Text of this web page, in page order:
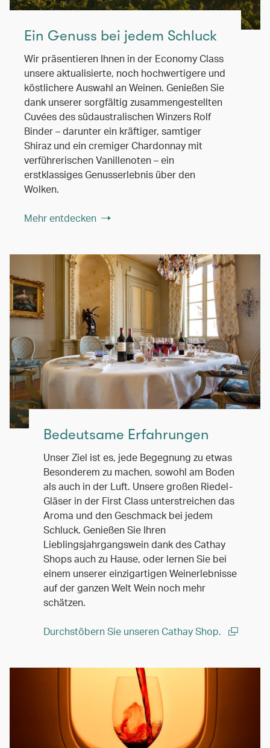
Ein Genuss bei jedem Schluck
Wir präsentieren Ihnen in der Economy Class
unsere aktualisierte, noch hochwertigere und
köstlichere Auswahl an Weinen. Genießen Sie
dank unserer sorgfältig zusammengestellten
Cuvées des südaustralischen Winzers Rolf
Binder – darunter ein kräftiger, samtiger
Shiraz und ein cremiger Chardonnay mit
verführerischen Vanillenoten – ein
erstklassiges Genusserlebnis über den
Wolken.
Mehr entdecken
Bedeutsame Erfahrungen
Unser Ziel ist es, jede Begegnung zu etwas
Besonderem zu machen, sowohl am Boden
als auch in der Luft. Unsere großen Riedel-
Gläser in der First Class unterstreichen das
Aroma und den Geschmack bei jedem
Schluck. Genießen Sie Ihren
Lieblingsjahrgangswein dank des Cathay
Shops auch zu Hause, oder lernen Sie bei
einem unserer einzigartigen Weinerlebnisse
auf der ganzen Welt Wein noch mehr
schätzen.
Durchstöbern Sie unseren Cathay Shop.